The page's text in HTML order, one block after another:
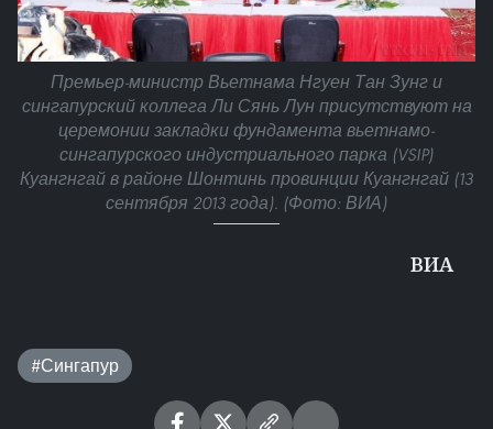
Премьер-министр Вьетнама Нгуен Тан Зунг и
сингапурский коллега Ли Сянь Лун присутствуют на
церемонии закладки фундамента вьетнамо-
сингапурского индустриального парка (VSIP)
Куангнгай в районе Шонтинь провинции Куангнгай (13
сентября 2013 года). (Фото: ВИА)
ВИА
#Сингапур